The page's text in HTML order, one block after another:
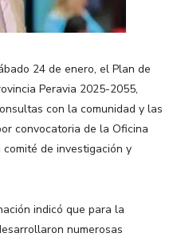
24 de enero, el Plan de
Peravia 2025-2055,
con la comunidad y las
convocatoria de la Oficina
de investigación y
indicó que para la
numerosas